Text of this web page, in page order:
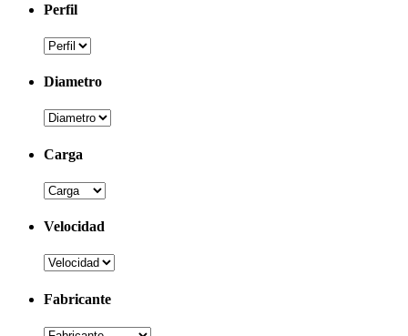
Perfil
Diametro
Carga
Velocidad
Fabricante